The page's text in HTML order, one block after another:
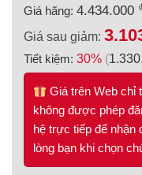
Giá hãng: 4.434.000 ₫
Giá sau giảm:
Tiết kiệm: 30% (
Giá trên Web chỉ
không được phép
hệ trực tiếp để nhận
lòng bạn khi chọn